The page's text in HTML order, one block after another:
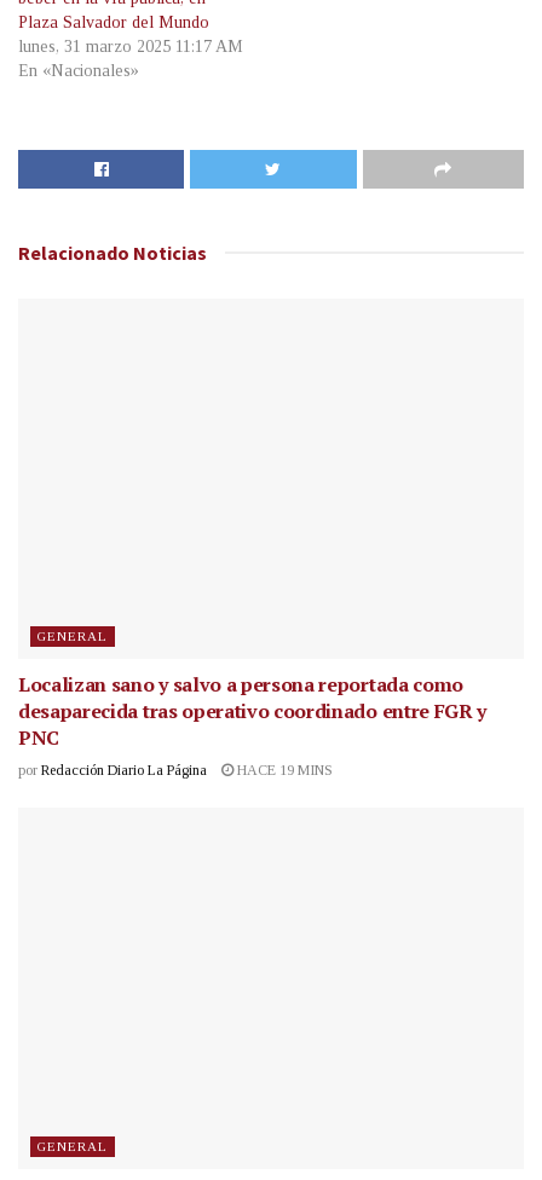
Plaza Salvador del Mundo
lunes, 31 marzo 2025 11:17 AM
En «Nacionales»
Relacionado Noticias
GENERAL
Localizan sano y salvo a persona reportada como
desaparecida tras operativo coordinado entre FGR y
PNC
por Redacción Diario La Página HACE 19 MINS
GENERAL